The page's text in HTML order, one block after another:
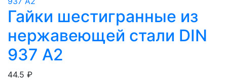
Гайки шестигранные из
нержавеющей стали DIN
937 А2
44.5 ₽